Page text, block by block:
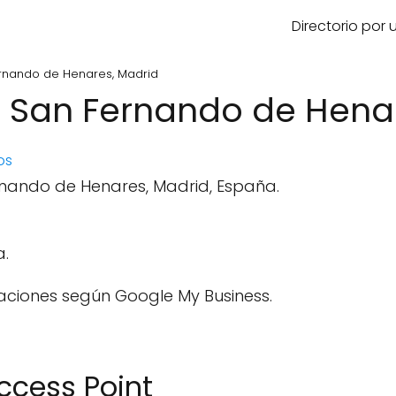
Directorio por
de Henares, Madrid
San Fernando de
de Henares, Madrid, España.
según Google My Business.
Point